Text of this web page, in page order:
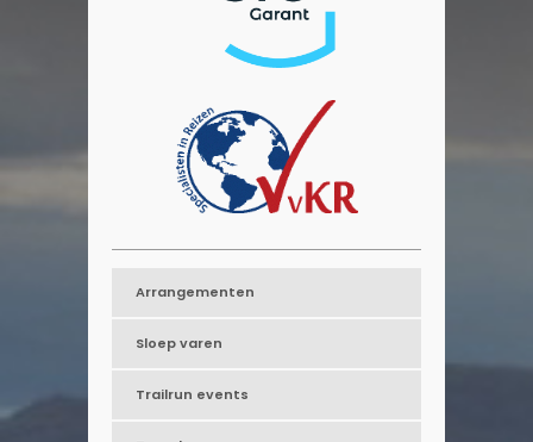
Arrangementen
Sloep varen
Trailrun events